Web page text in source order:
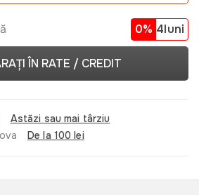
0% 4luni
ÎN RATE / CREDIT
Astăzi sau mai târziu
De la 100 lei